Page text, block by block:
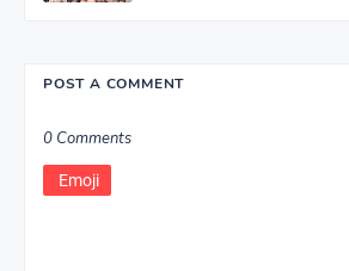
POST A COMMENT
0 Comments
Emoji